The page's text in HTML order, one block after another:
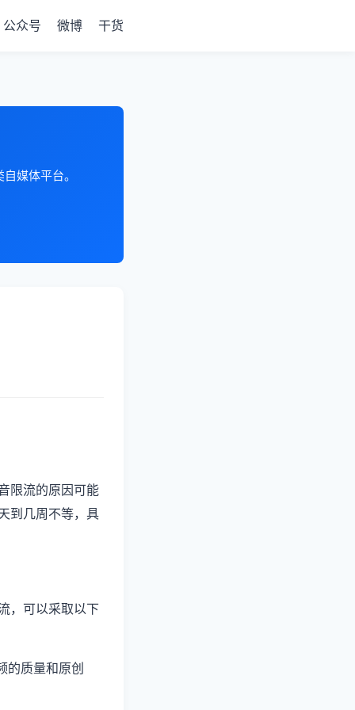
公众号 微博 干货
媒体平台。
限流的原因可能
到几周不等，具
，可以采取以下
的质量和原创